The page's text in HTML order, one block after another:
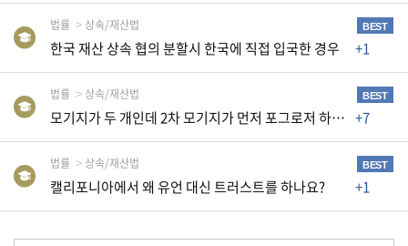
질
하
기
공
지
사
법률 상속/재산법 BEST
한국 재산 상속 협의 분할시 한국에 직접 입국한 경우 +1
법률 상속/재산법 BEST
모기지가 두 개인데 2차 모기지가 먼저 포그로저 하면 어떻게 되나요? +7
법률 상속/재산법 BEST
캘리포니아에서 왜 유언 대신 트러스트를 하나요? +1